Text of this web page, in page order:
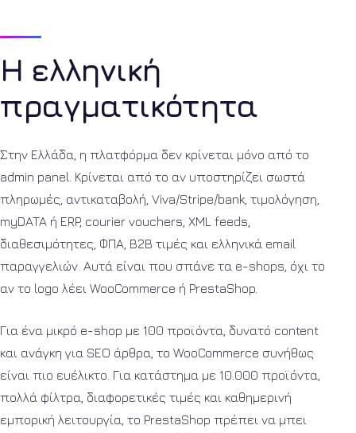
Η ελληνική
πραγματικότητα
Στην Ελλάδα, η πλατφόρμα δεν κρίνεται μόνο από το
admin panel. Κρίνεται από το αν υποστηρίζει σωστά
πληρωμές, αντικαταβολή, Viva/Stripe/bank, τιμολόγηση,
myDATA ή ERP, courier vouchers, XML feeds,
διαθεσιμότητες, ΦΠΑ, B2B τιμές και ελληνικά email
παραγγελιών. Αυτά είναι που σπάνε τα e-shops, όχι το
αν το logo λέει WooCommerce ή PrestaShop.
Για ένα μικρό e-shop με 100 προϊόντα, δυνατό content
και ανάγκη για SEO άρθρα, το WooCommerce συνήθως
είναι πιο ευέλικτο. Για κατάστημα με 10.000 προϊόντα,
πολλά φίλτρα, διαφορετικές τιμές και καθημερινή
εμπορική λειτουργία, το PrestaShop πρέπει να μπει